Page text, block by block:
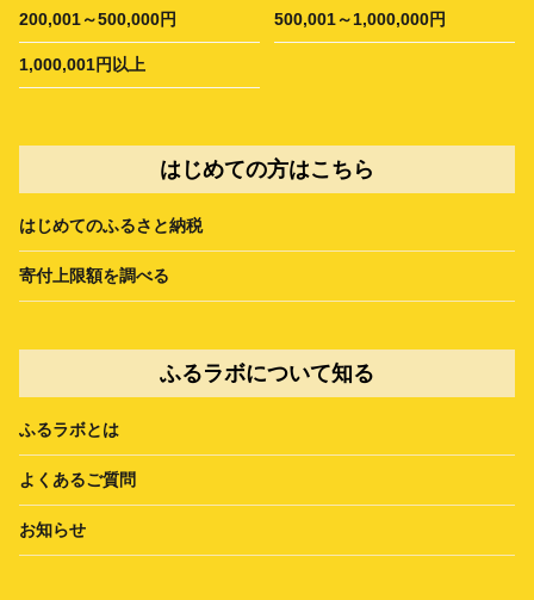
200,001～500,000円 500,001～1,000,000円
1,000,001円以上
はじめての方はこちら
はじめてのふるさと納税
寄付上限額を調べる
ふるラボについて知る
ふるラボとは
よくあるご質問
お知らせ